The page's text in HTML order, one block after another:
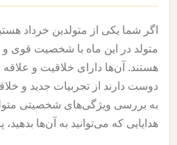
اگر شما یکی از متولدین خرداد
متولد در این ماه با شخصیت قوی و
هستند. آن‌ها دارای خلاقیت و علاقه
دوست دارند از تجربیات جدید و
به بررسی ویژگی‌های شخصیتی
هدایایی که می‌توانید به آن‌ها